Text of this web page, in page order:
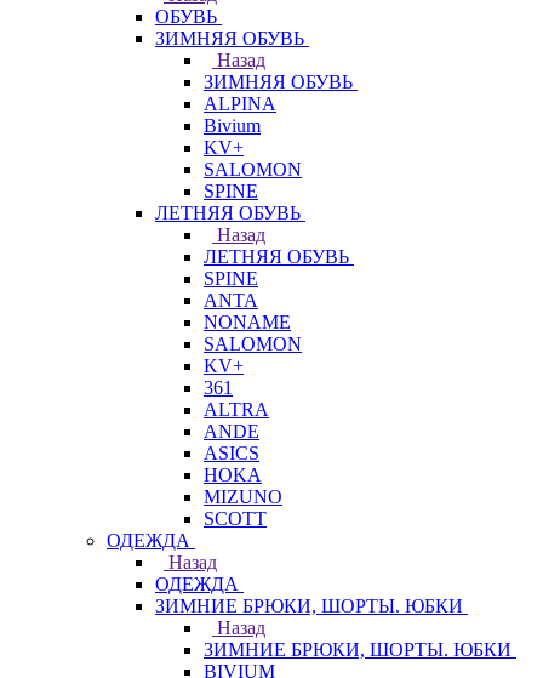
ОБУВЬ
ЗИМНЯЯ ОБУВЬ
Назад
ЗИМНЯЯ ОБУВЬ
ALPINA
Bivium
KV+
SALOMON
SPINE
ЛЕТНЯЯ ОБУВЬ
Назад
ЛЕТНЯЯ ОБУВЬ
SPINE
ANTA
NONAME
SALOMON
KV+
361
ALTRA
ANDE
ASICS
HOKA
MIZUNO
SCOTT
ОДЕЖДА
Назад
ОДЕЖДА
ЗИМНИЕ БРЮКИ, ШОРТЫ. ЮБКИ
Назад
ЗИМНИЕ БРЮКИ, ШОРТЫ. ЮБКИ
BIVIUM